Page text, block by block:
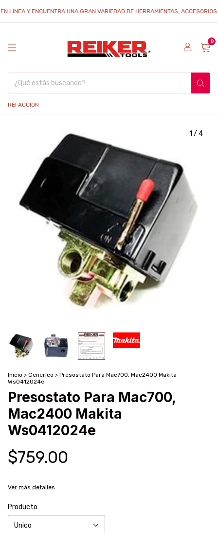
LINEA Y ENCUENTRA UNA GRAN VARIEDAD DE HERRAMIENTAS, ACCESORIOS Y
0
REFACCION
1 / 4
Inicio > Generico > Presostato Para Mac700, Mac2400 Makita
Ws0412024e
Presostato Para Mac700,
Mac2400 Makita
Ws0412024e
$759.00
Ver más detalles
Producto